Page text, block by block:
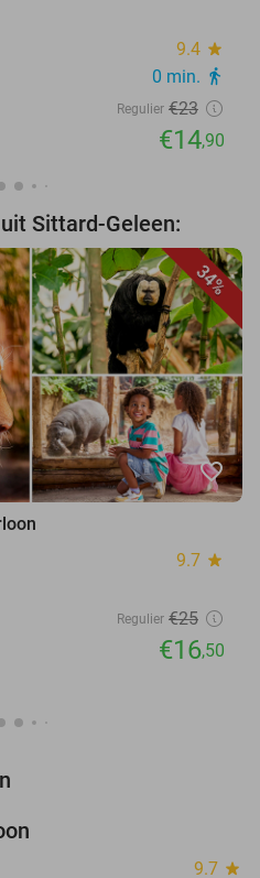
9.4 star
0 min. directions_walk
Regulier €23
€14,90
Sittard-Geleen:
34%
favorite_border
9.7 star
Regulier €25
€16,50
9.7 star